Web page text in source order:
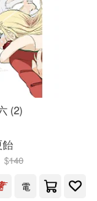
(2)
飴
$140
電